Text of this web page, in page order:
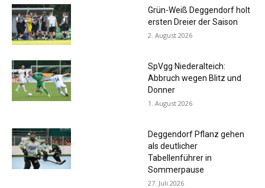
Grün-Weiß Deggendorf holt
ersten Dreier der Saison
2. August 2026
SpVgg Niederalteich:
Abbruch wegen Blitz und
Donner
1. August 2026
Deggendorf Pflanz gehen
als deutlicher
Tabellenführer in
Sommerpause
27. Juli 2026